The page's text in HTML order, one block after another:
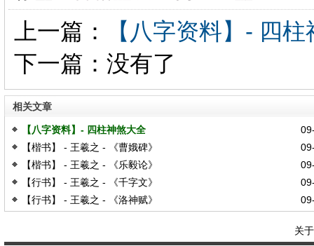
上一篇：
【八字资料】- 四
下一篇：没有了
相关文章
【八字资料】- 四柱神煞大全
【楷书】 - 王羲之 - 《曹娥碑》
【楷书】 - 王羲之 - 《乐毅论》
【行书】 - 王羲之 - 《千字文》
【行书】 - 王羲之 - 《洛神赋》
关